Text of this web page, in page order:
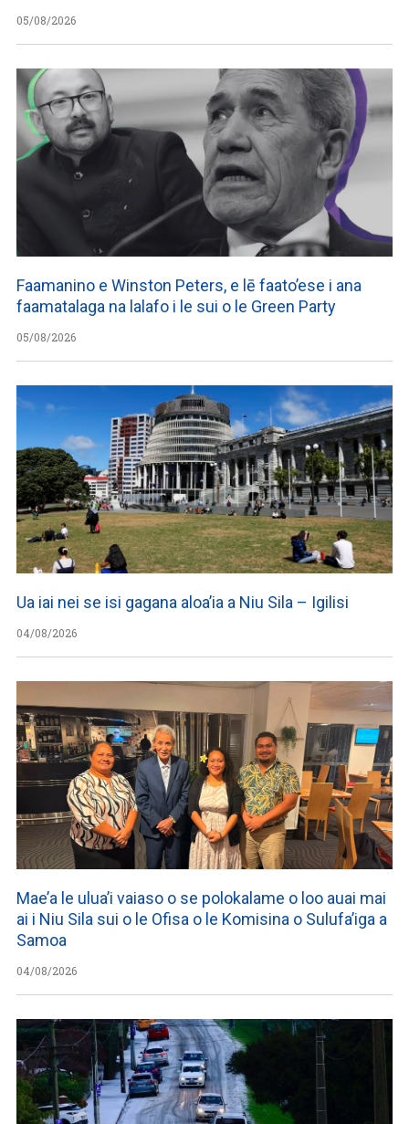
05/08/2026
Faamanino e Winston Peters, e lē faato’ese i ana
faamatalaga na lalafo i le sui o le Green Party
05/08/2026
Ua iai nei se isi gagana aloa’ia a Niu Sila – Igilisi
04/08/2026
Mae’a le ulua’i vaiaso o se polokalame o loo auai mai
ai i Niu Sila sui o le Ofisa o le Komisina o Sulufa’iga a
Samoa
04/08/2026